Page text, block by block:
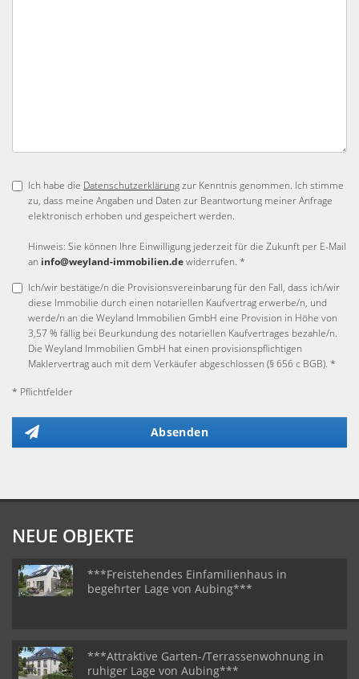
Ich habe die Datenschutzerklärungzur Kenntnis genommen. Ich stimme
zu, dass meine Angaben und Daten zur Beantwortung meiner Anfrage
elektronisch erhoben und gespeichert werden.
Hinweis: Sie können Ihre Einwilligung jederzeit für die Zukunft per E-Mail
an info@weyland-immobilien.dewiderrufen. *
Ich/wir bestätige/n die Provisionsvereinbarung für den Fall, dass ich/wir
diese Immobilie durch einen notariellen Kaufvertrag erwerbe/n, und
werde/n an die Weyland Immobilien GmbH eine Provision in Höhe von
3,57 % fällig bei Beurkundung des notariellen Kaufvertrages bezahle/n.
Die Weyland Immobilien GmbH hat einen provisionspflichtigen
Maklervertrag auch mit dem Verkäufer abgeschlossen (§ 656 c BGB). *
* Pflichtfelder
Absenden
NEUE OBJEKTE
***Freistehendes Einfamilienhaus in
begehrter Lage von Aubing***
***Attraktive Garten-/Terrassenwohnung in
ruhiger Lage von Aubing***